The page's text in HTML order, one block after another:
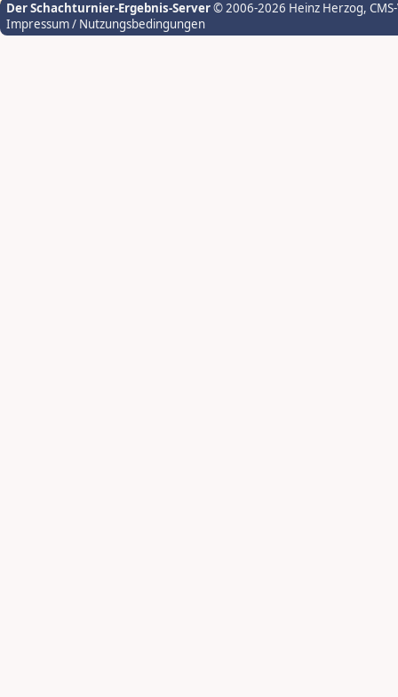
Der Schachturnier-Ergebnis-Server© 2006-2026 Heinz Herzog,
Impressum / Nutzungsbedingungen